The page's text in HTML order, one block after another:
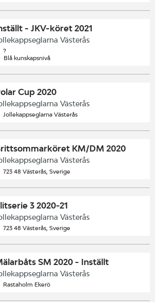
- JKV-köret 2021
Västerås
`?
Blå kunskapsnivå
Cup 2020
Västerås
Jollekappseglarna Västerås
KM/DM 2020
Västerås
723 48 Västerås, Sverige
3 2020-21
Västerås
723 48 Västerås, Sverige
SM 2020 - Inställt
Västerås
Rastaholm Ekerö